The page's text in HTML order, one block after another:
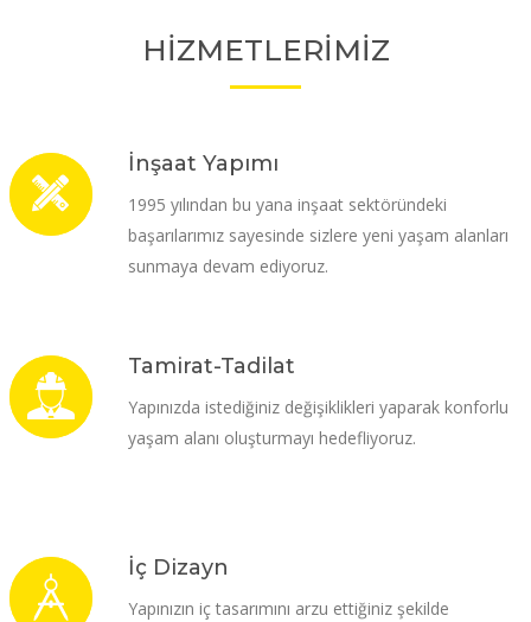
HİZMETLERİMİZ
İnşaat Yapımı
1995 yılından bu yana inşaat sektöründeki
başarılarımız sayesinde sizlere yeni yaşam alanları
sunmaya devam ediyoruz.
Tamirat-Tadilat
Yapınızda istediğiniz değişiklikleri yaparak konforlu
yaşam alanı oluşturmayı hedefliyoruz.
İç Dizayn
Yapınızın iç tasarımını arzu ettiğiniz şekilde